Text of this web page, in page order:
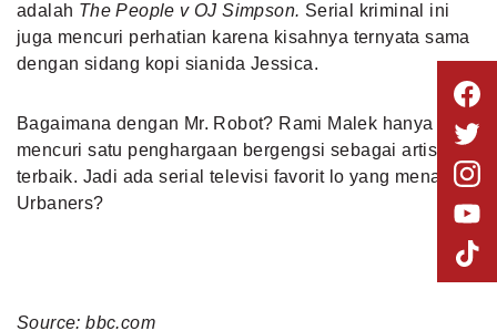
adalah The People v OJ Simpson. Serial kriminal ini
juga mencuri perhatian karena kisahnya ternyata sama
dengan sidang kopi sianida Jessica.
Bagaimana dengan Mr. Robot? Rami Malek hanya
mencuri satu penghargaan bergengsi sebagai artis pria
terbaik. Jadi ada serial televisi favorit lo yang menang
Urbaners?
Source: bbc.com